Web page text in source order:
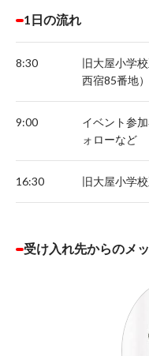
1日の流れ
8:30
旧大屋小学
西宿85番地
9:00
イベント参
ォローなど
16:30 旧大屋小学
受け入れ先からのメ